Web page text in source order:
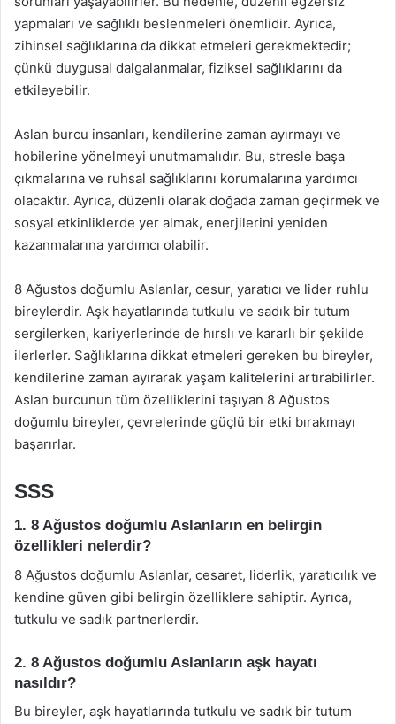
yapmaları ve sağlıklı beslenmeleri önemlidir. Ayrıca,
zihinsel sağlıklarına da dikkat etmeleri gerekmektedir;
çünkü duygusal dalgalanmalar, fiziksel sağlıklarını da
etkileyebilir.
Aslan burcu insanları, kendilerine zaman ayırmayı ve
hobilerine yönelmeyi unutmamalıdır. Bu, stresle başa
çıkmalarına ve ruhsal sağlıklarını korumalarına yardımcı
olacaktır. Ayrıca, düzenli olarak doğada zaman geçirmek ve
sosyal etkinliklerde yer almak, enerjilerini yeniden
kazanmalarına yardımcı olabilir.
8 Ağustos doğumlu Aslanlar, cesur, yaratıcı ve lider ruhlu
bireylerdir. Aşk hayatlarında tutkulu ve sadık bir tutum
sergilerken, kariyerlerinde de hırslı ve kararlı bir şekilde
ilerlerler. Sağlıklarına dikkat etmeleri gereken bu bireyler,
kendilerine zaman ayırarak yaşam kalitelerini artırabilirler.
Aslan burcunun tüm özelliklerini taşıyan 8 Ağustos
doğumlu bireyler, çevrelerinde güçlü bir etki bırakmayı
başarırlar.
SSS
1. 8 Ağustos doğumlu Aslanların en belirgin
özellikleri nelerdir?
8 Ağustos doğumlu Aslanlar, cesaret, liderlik, yaratıcılık ve
kendine güven gibi belirgin özelliklere sahiptir. Ayrıca,
tutkulu ve sadık partnerlerdir.
2. 8 Ağustos doğumlu Aslanların aşk hayatı
nasıldır?
Bu bireyler, aşk hayatlarında tutkulu ve sadık bir tutum